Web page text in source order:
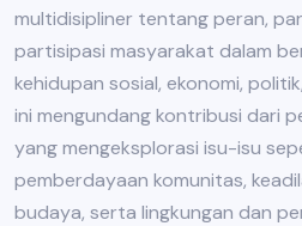
multidisipliner tentang peran,
partisipasi masyarakat dalam
kehidupan sosial, ekonomi,
ini mengundang kontribusi dari
yang mengeksplorasi isu-isu
pemberdayaan komunitas,
budaya, serta lingkungan dan